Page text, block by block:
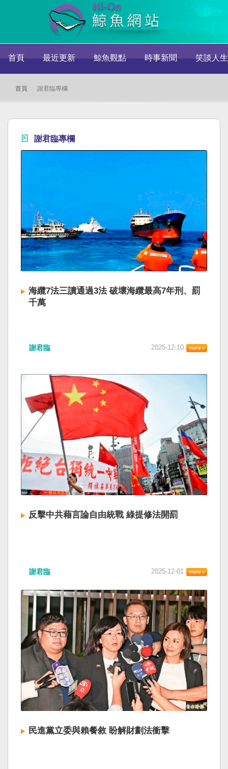
首頁 最近更新 鯨魚觀點 時事新聞 笑談人生
首頁 謝君臨專欄
謝君臨專欄
海纜7法三讀通過3法 破壞海纜最高7年刑、罰
千萬
謝君臨 2025-12-10
反擊中共藉言論自由統戰 綠提修法開罰
謝君臨 2025-12-01
民進黨立委與賴餐敘 盼解財劃法衝擊